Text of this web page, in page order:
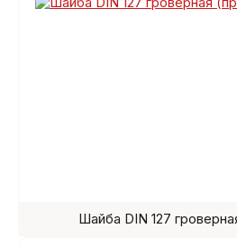
Шайба DIN 127